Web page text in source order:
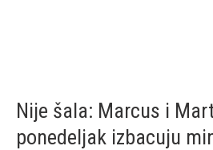
Nije šala: Marcus i
ponedeljak izbacuju